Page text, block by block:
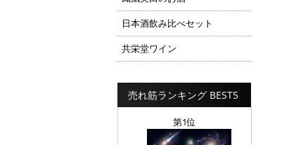
日本酒飲み比べセット
共栄堂ワイン
売れ筋ランキング BEST5
第1位